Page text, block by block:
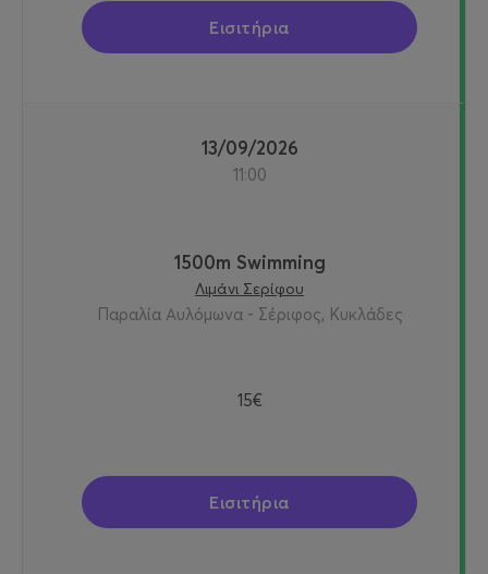
Εισιτήρια
13/09/2026
11:00
1500m Swimming
Λιμάνι Σερίφου
Παραλία Αυλόμωνα - Σέριφος, Κυκλάδες
15€
Εισιτήρια